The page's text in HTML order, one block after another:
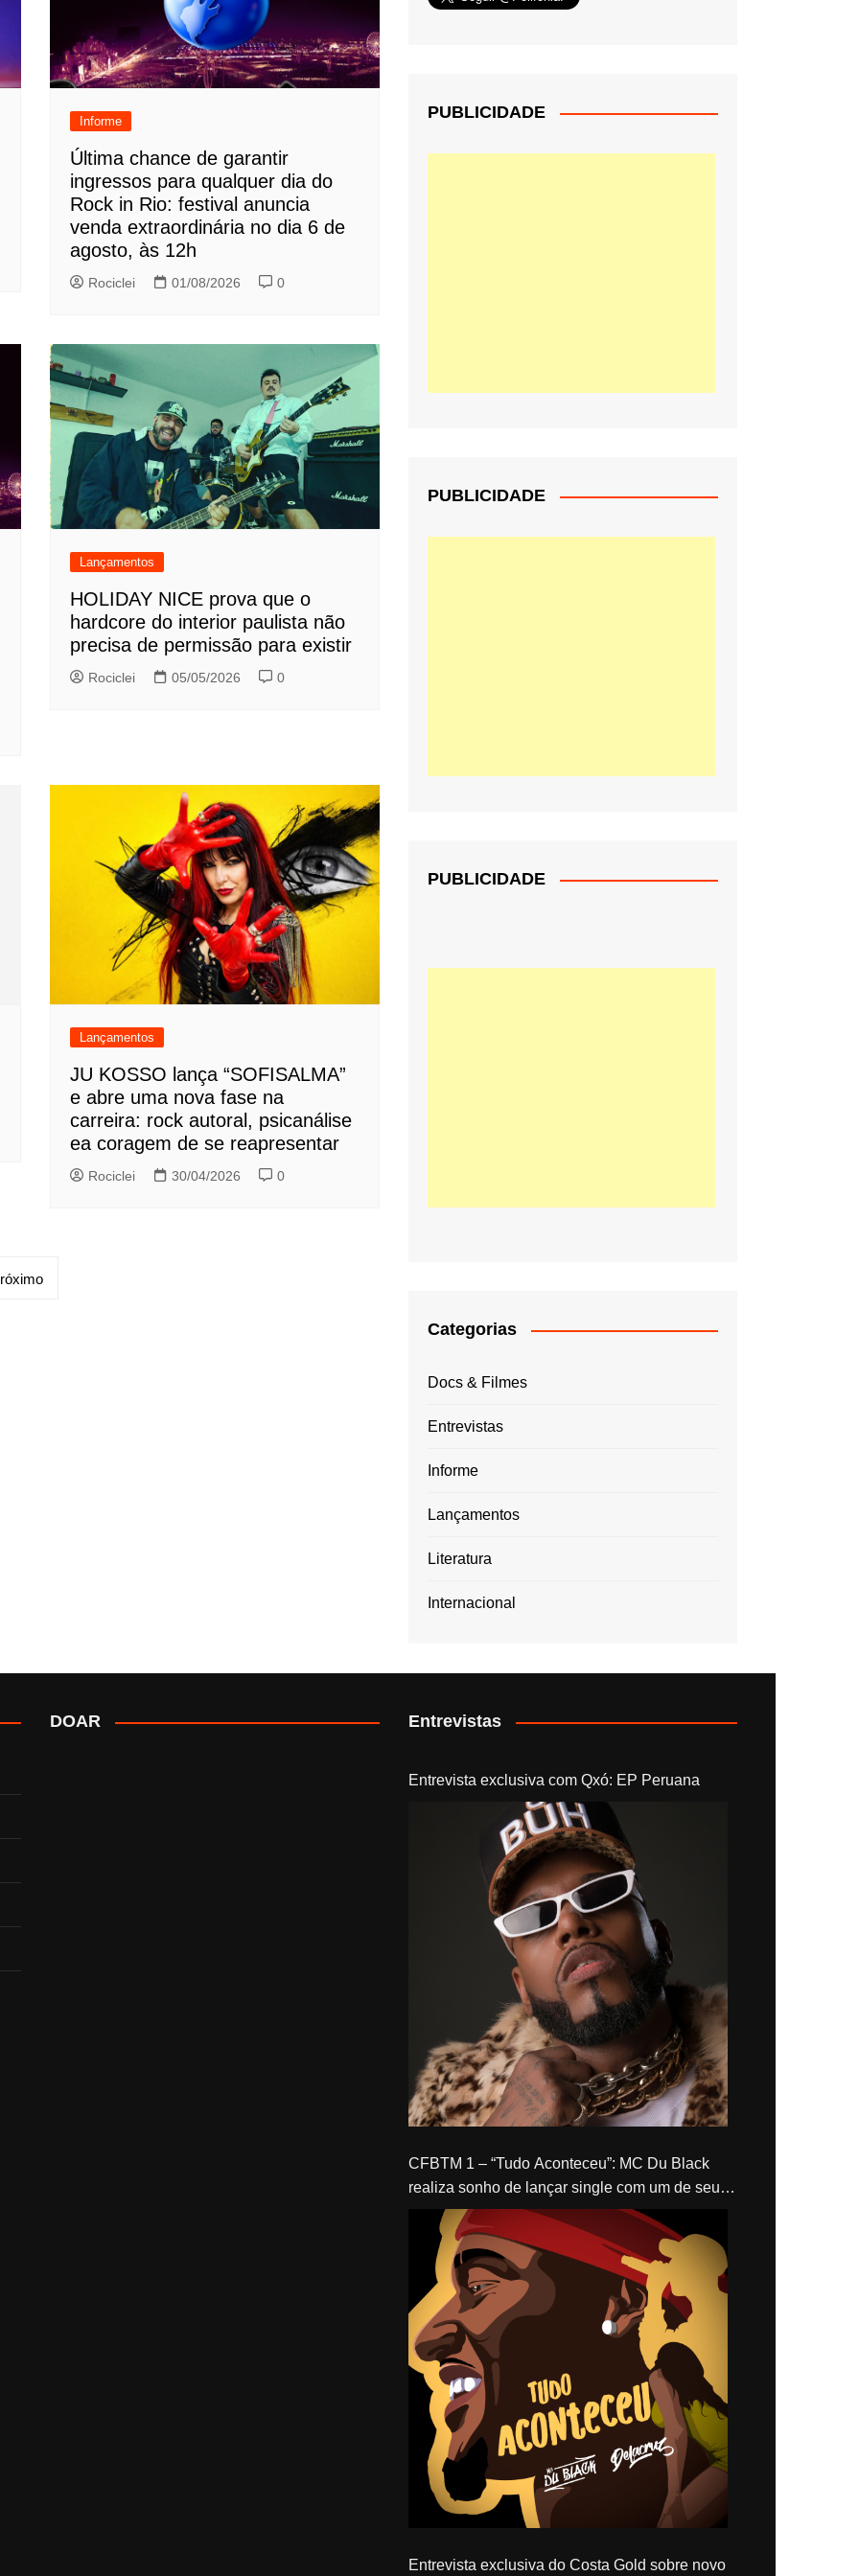
Informe
Última chance de garantir
ingressos para qualquer dia do
Rock in Rio: festival anuncia
venda extraordinária no dia 6 de
agosto, às 12h
Rociclei 01/08/2026 0
Lançamentos
HOLIDAY NICE prova que o
hardcore do interior paulista não
precisa de permissão para existir
Rociclei 05/05/2026 0
Lançamentos
JU KOSSO lança “SOFISALMA”
e abre uma nova fase na
carreira: rock autoral, psicanálise
ea coragem de se reapresentar
Rociclei 30/04/2026 0
PUBLICIDADE
PUBLICIDADE
PUBLICIDADE
Categorias
Docs & Filmes
Entrevistas
Informe
Lançamentos
Literatura
Internacional
DOAR Entrevistas
Entrevista exclusiva com Qxó: EP Peruana
CFBTM 1 – “Tudo Aconteceu”: MC Du Black
realiza sonho de lançar single com um de seus
ídolos, Delacruz
Entrevista exclusiva do Costa Gold sobre novo